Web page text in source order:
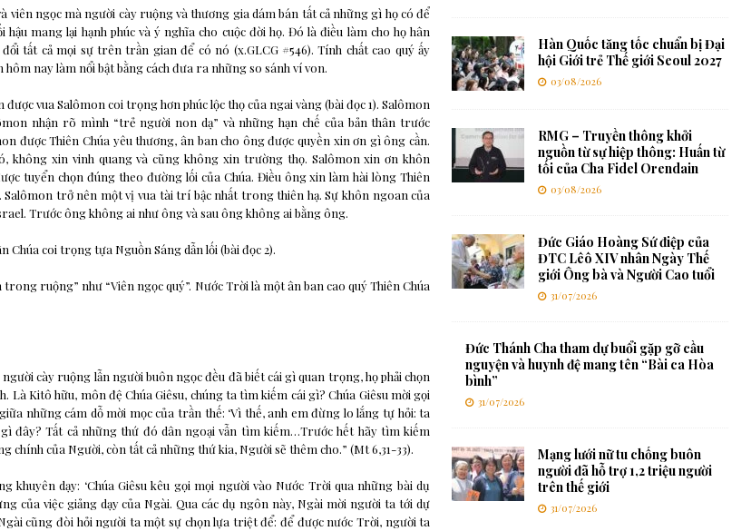
viên ngọc mà người cày ruộng và thương gia dám bán tất cả những gì họ có để
mang lại hạnh phúc và ý nghĩa cho cuộc đời họ. Đó là điều làm cho họ hân
tất cả mọi sự trên trần gian để có nó (x.GLCG #546). Tính chất cao quý ấy
hôm nay làm nổi bật bằng cách đưa ra những so sánh ví von.
vua Salômon coi trọng hơn phúc lộc thọ của ngai vàng (bài đọc 1). Salômon
nhận rõ mình “trẻ người non dạ” và những hạn chế của bản thân trước
được Thiên Chúa yêu thương, ân ban cho ông được quyền xin ơn gì ông cần.
không xin vinh quang và cũng không xin trường thọ. Salômon xin ơn khôn
tuyển chọn đúng theo đường lối của Chúa. Điều ông xin làm hài lòng Thiên
Salômon trở nên một vị vua tài trí bậc nhất trong thiên hạ. Sự khôn ngoan của
Trước ông không ai như ông và sau ông không ai bằng ông.
Chúa coi trọng tựa Nguồn Sáng dẫn lối (bài đọc 2).
trong ruộng” như “Viên ngọc quý”. Nước Trời là một ân ban cao quý Thiên Chúa
người cày ruộng lẫn người buôn ngọc đều đã biết cái gì quan trọng, họ phải chọn
Là Kitô hữu, môn đệ Chúa Giêsu, chúng ta tìm kiếm cái gì? Chúa Giêsu mời gọi
những cám dỗ mời mọc của trần thế: ‘Vì thế, anh em đừng lo lắng tự hỏi: ta
đây? Tất cả những thứ đó dân ngoại vẫn tìm kiếm…Trước hết hãy tìm kiếm
chính của Người, còn tất cả những thứ kia, Người sẽ thêm cho.” (Mt 6,31-33).
khuyên dạy: ‘Chúa Giêsu kêu gọi mọi người vào Nước Trời qua những bài dụ
của việc giảng dạy của Ngài. Qua các dụ ngôn này, Ngài mời người ta tới dự
cũng đòi hỏi người ta một sự chọn lựa triệt để: để được nước Trời, người ta
Hàn Quốc tăng tốc chuẩn bị Đại
hội Giới trẻ Thế giới Seoul 2027
03/08/2026
RMG – Truyền thông khởi
nguồn từ sự hiệp thông: Huấn từ
tối của Cha Fidel Orendain
03/08/2026
Đức Giáo Hoàng Sứ điệp của
ĐTC Lêô XIV nhân Ngày Thế
giới Ông bà và Người Cao tuổi
31/07/2026
Đức Thánh Cha tham dự buổi gặp gỡ cầu
nguyện và huynh đệ mang tên “Bài ca Hòa
bình”
31/07/2026
Mạng lưới nữ tu chống buôn
người đã hỗ trợ 1,2 triệu người
trên thế giới
31/07/2026